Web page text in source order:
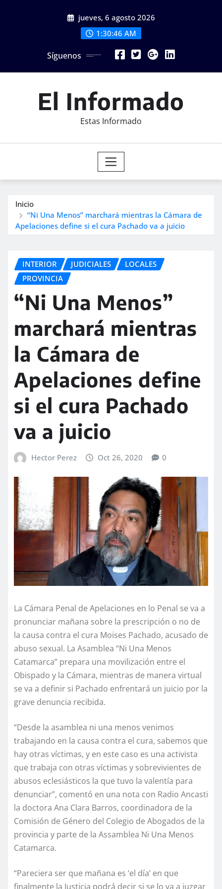
jueves, 6 agosto 2026
1:30:48 AM
Síguenos
El Informado
Estas Informado
Inicio
“Ni Una Menos” marchará mientras la Cámara de
Apelaciones define si el cura Pachado va a juicio
INTERIOR JUDICIALES
LOCALES
PROVINCIA
“Ni Una Menos”
marchará mientras
la Cámara de
Apelaciones define
si el cura Pachado
va a juicio
Hector Perez Oct 26, 2020 0
La Cámara Penal de Apelaciones en lo Penal se va a
pronunciar mañana sobre la prescripción o no de
la causa contra el cura Moises Pachado, acusado de
abuso sexual. La Asamblea “Ni Una Menos
Catamarca” prepara una movilización entre el
Obispado y la Cámara, mientras de manera virtual
se va a definir si Pachado enfrentará un juicio por la
grave denuncia recibida.
“Desde la asamblea ni una menos venimos
trabajando en la causa contra el cura, sabemos que
hay otras víctimas, y en este caso es una activista
que trabaja con otras víctimas y sobrevivientes de
abusos eclesiásticos la que tuvo la valentía para
denunciar”, comentó en una nota con Radio Ancasti
la doctora Ana Clara Barros, coordinadora de la
Comisión de Género del Colegio de Abogados de la
provincia y parte de la Assamblea Ni Una Menos
Catamarca.
“Pareciera ser que mañana es ‘el día’ en que
finalmente la Justicia podrá decir si se lo va a juzgar